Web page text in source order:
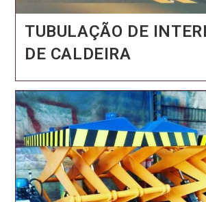
TUBULAÇÃO DE
DE CALDEIRA